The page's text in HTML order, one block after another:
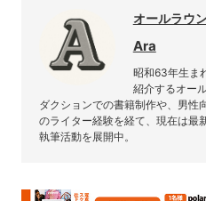
オールラウ
Ara
昭和63年生ま
紹介するオー
ダクションでの書籍制作や、男性
のライター経験を経て、現在は最
執筆活動を展開中。